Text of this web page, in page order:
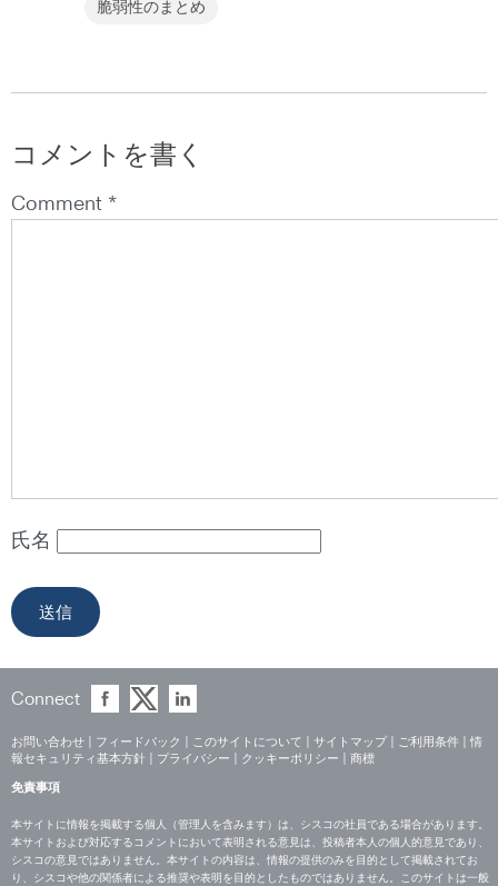
脆弱性のまとめ
コメントを書く
Comment *
氏名
Connect
お問い合わせ フィードバック このサイトについて サイトマップ ご利用条件
情
報セキュリティ基本方針
プライバシー クッキーポリシー 商標
免責事項
本サイトに情報を掲載する個人（管理人を含みます）は、シスコの社員である場合があります。
本サイトおよび対応するコメントにおいて表明される意見は、投稿者本人の個人的意見であり、
シスコの意見ではありません。本サイトの内容は、情報の提供のみを目的として掲載されてお
り、シスコや他の関係者による推奨や表明を目的としたものではありません。このサイトは一般